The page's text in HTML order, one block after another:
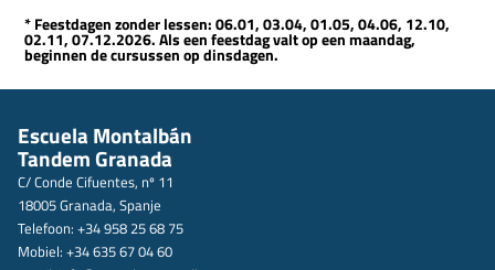
* Feestdagen zonder lessen: 06.01, 03.04, 01.05, 04.06, 12.10,
02.11, 07.12.2026. Als een feestdag valt op een maandag,
beginnen de cursussen op dinsdagen.
Escuela Montalbán
Tandem Granada
C/ Conde Cifuentes, nº 11
18005 Granada, Spanje
Telefoon: +34 958 25 68 75
Mobiel: +34 635 67 04 60